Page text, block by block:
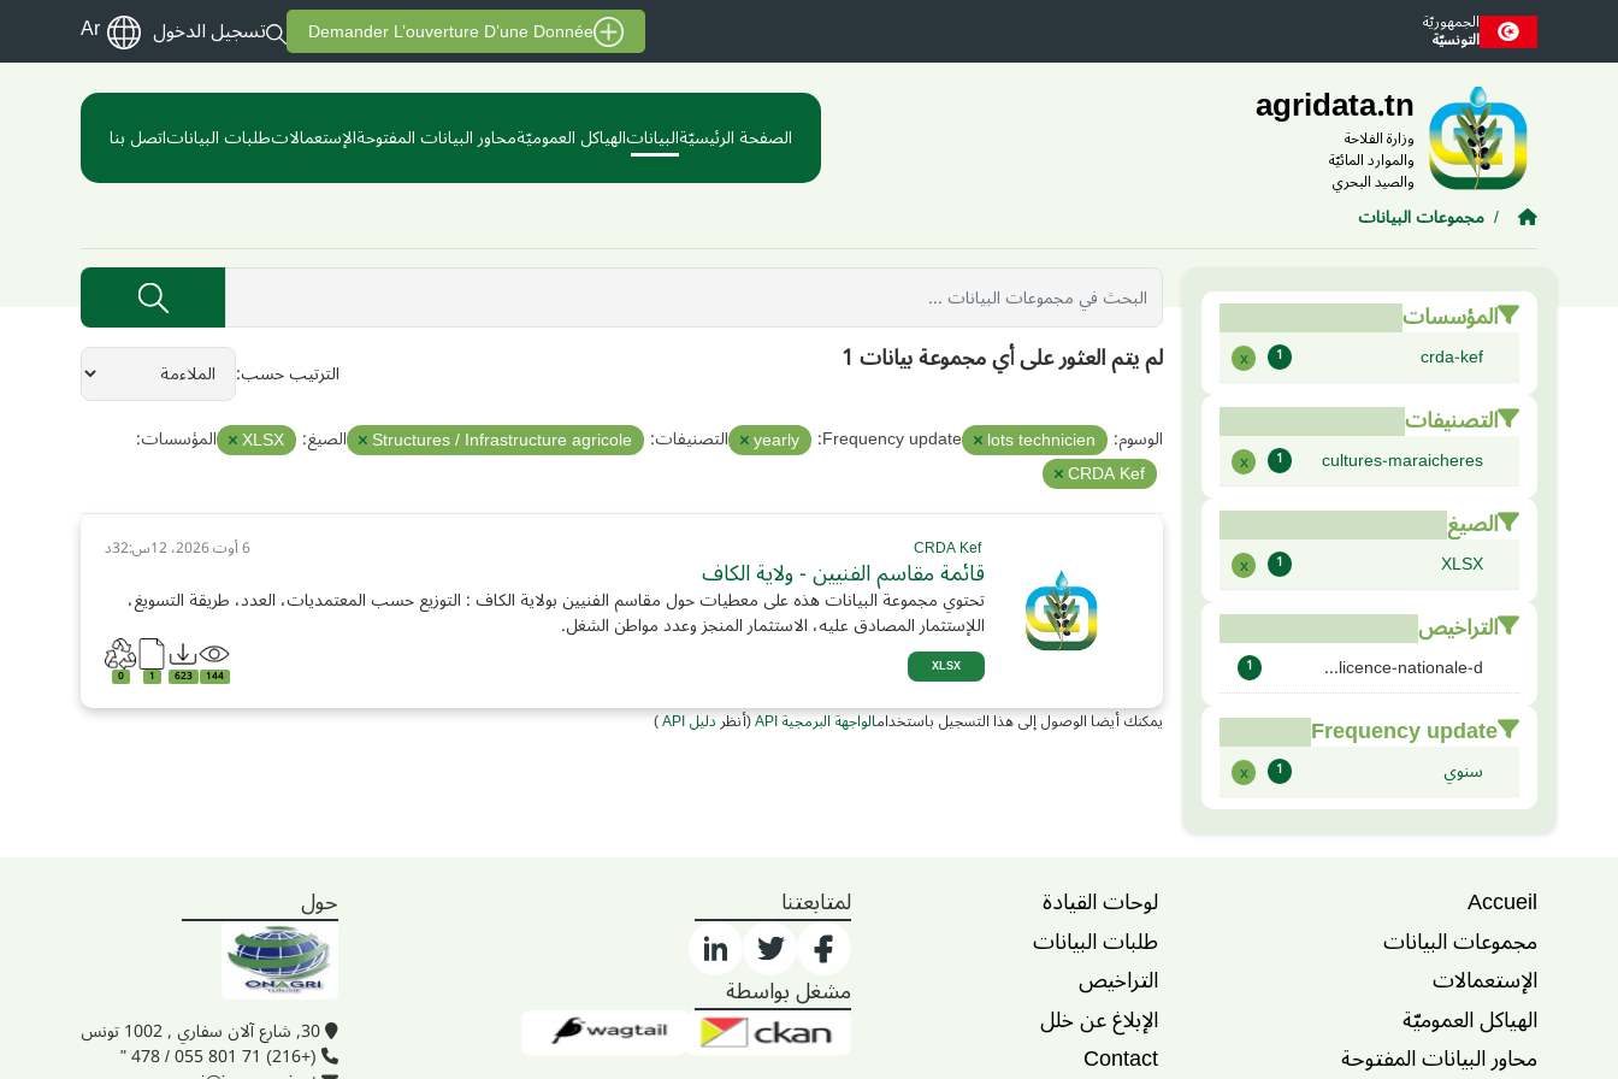
Skip to main contentالجمهوريّة
التونسيّة Demander L’ouverture D’une Donnée تسجيل الدخول Ar
agridata.tn
وزارة الفلاحة
والموارد المائيّة
والصيد البحري
الصفحة الرئيسيّةالبياناتالهياكل العموميّةمحاور البيانات المفتوحةالإستعمالاتطلبات البياناتاتصل بنا
مجموعات البيانات
المؤسسات
crda-kef
1
x
التصنيفات
cultures-maraicheres
1
x
الصيغ
XLSX
1
x
التراخيص
licence-nationale-d...
1
Frequency update
سنوي 1
x
الترتيب حسب لم يتم العثور على أي مجموعة بيانات 1
الوسوم: lots technicien
Frequency update:
yearly التصنيفات: Structures / Infrastructure agricole الصيغ: XLSX
المؤسسات:
CRDA Kef
CRDA Kef 6 أوت 2026، 12س:32د
قائمة مقاسم الفنيين - ولاية الكاف
تحتوي مجموعة البيانات هذه على معطيات حول مقاسم الفنيين بولاية الكاف : التوزيع حسب المعتمديات، العدد، طريقة التسويغ،
اللإستثمار المصادق عليه، الاستثمار المنجز وعدد مواطن الشغل.
XLSX
144
623
1
0
يمكنك أيضا الوصول إلى هذا التسجيل باستخدامالواجهة البرمجية API (أنظردليل API )
Accueil
مجموعات البيانات
الإستعمالات
الهياكل العموميّة
محاور البيانات المفتوحة
لوحات القيادة
طلبات البيانات
التراخيص
الإبلاغ عن خلل
Contact
لمتابعتنا
مشغل بواسطة
حول
30, شارع آلان سفاري , 1002 تونس
(+216) 71 801 055 / 478 "